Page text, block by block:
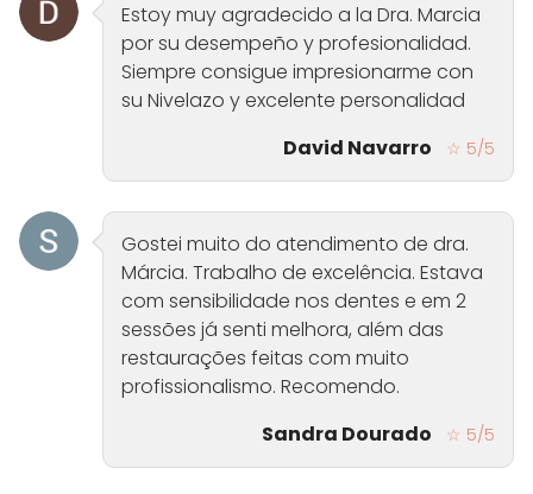
Estoy muy agradecido a la Dra. Marcia
por su desempeño y profesionalidad.
Siempre consigue impresionarme con
su Nivelazo y excelente personalidad
David Navarro
☆ 5/5
Gostei muito do atendimento de dra.
Márcia. Trabalho de excelência. Estava
com sensibilidade nos dentes e em 2
sessões já senti melhora, além das
restaurações feitas com muito
profissionalismo. Recomendo.
Sandra Dourado
☆ 5/5